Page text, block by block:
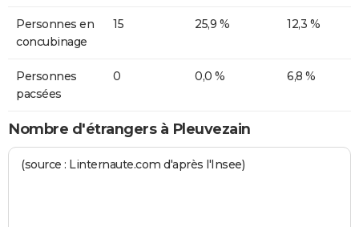
Personnes en
concubinage
15 25,9 % 12,3 %
Personnes
pacsées
0 0,0 % 6,8 %
Nombre d'étrangers à Pleuvezain
(source : Linternaute.com d'après l'Insee)